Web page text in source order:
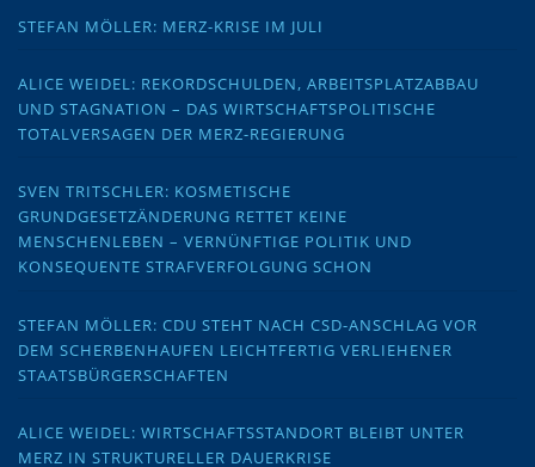
STEFAN MÖLLER: MERZ-KRISE IM JULI
ALICE WEIDEL: REKORDSCHULDEN, ARBEITSPLATZABBAU
UND STAGNATION – DAS WIRTSCHAFTSPOLITISCHE
TOTALVERSAGEN DER MERZ-REGIERUNG
SVEN TRITSCHLER: KOSMETISCHE
GRUNDGESETZÄNDERUNG RETTET KEINE
MENSCHENLEBEN – VERNÜNFTIGE POLITIK UND
KONSEQUENTE STRAFVERFOLGUNG SCHON
STEFAN MÖLLER: CDU STEHT NACH CSD-ANSCHLAG VOR
DEM SCHERBENHAUFEN LEICHTFERTIG VERLIEHENER
STAATSBÜRGERSCHAFTEN
ALICE WEIDEL: WIRTSCHAFTSSTANDORT BLEIBT UNTER
MERZ IN STRUKTURELLER DAUERKRISE